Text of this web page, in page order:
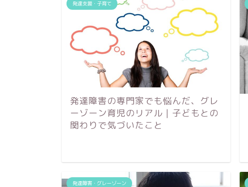
発達支援・子育て
発達障害の専門家でも悩んだ、グレ
ーゾーン育児のリアル｜子どもとの
関わりで気づいたこと
発達障害・グレーゾーン